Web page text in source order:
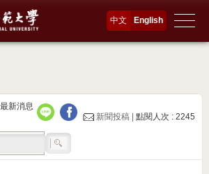
English
中文
最新消息
新聞投稿 |點閱人次 : 2245